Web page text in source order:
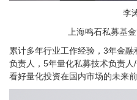
李
上海鸣石私募基
累计多年行业工作经验，3年金
负责人，5年量化私募技术负责人
看好量化投资在国内市场的未来前